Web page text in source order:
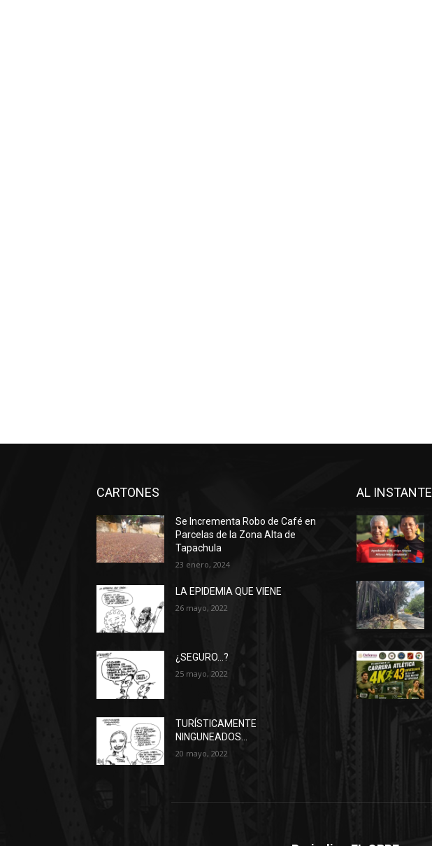
CARTONES
Se Incrementa Robo de Café en
Parcelas de la Zona Alta de
Tapachula
23 enero, 2024
LA EPIDEMIA QUE VIENE
26 mayo, 2022
¿SEGURO…?
25 mayo, 2022
TURÍSTICAMENTE
NINGUNEADOS…
20 mayo, 2022
AL INSTANTE